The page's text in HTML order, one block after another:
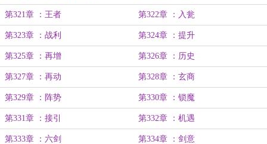
第321章 ：王者 第322章 ：入瓮
第323章 ：战利 第324章 ：提升
第325章 ：再增 第326章 ：历史
第327章 ：再动 第328章 ：玄商
第329章 ：阵势 第330章 ：锁魔
第331章 ：接引 第332章 ：机遇
第333章 ：六剑 第334章 ：剑意